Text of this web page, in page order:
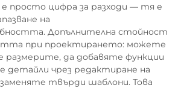
е просто цифра за разходи — тя е
на
Допълнителна стойност
при проектирането: можете
размерите, да добавяте функции
детайли чрез редактиране на
твърди шаблони. Това